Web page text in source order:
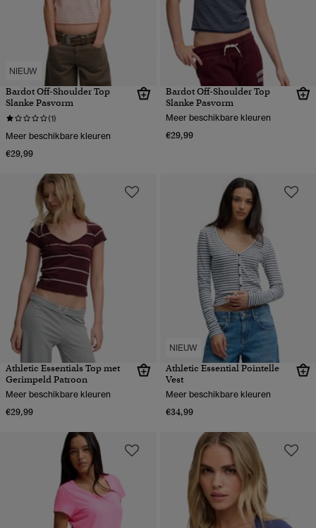
NIEUW
Bardot Off-Shoulder Top
Slanke Pasvorm
(1)
Meer beschikbare kleuren
€29,99
Bardot Off-Shoulder Top
Slanke Pasvorm
Meer beschikbare kleuren
€29,99
Athletic Essentials Top met
Gerimpeld Patroon
Meer beschikbare kleuren
€29,99
NIEUW
Athletic Essential Pointelle
Vest
Meer beschikbare kleuren
€34,99